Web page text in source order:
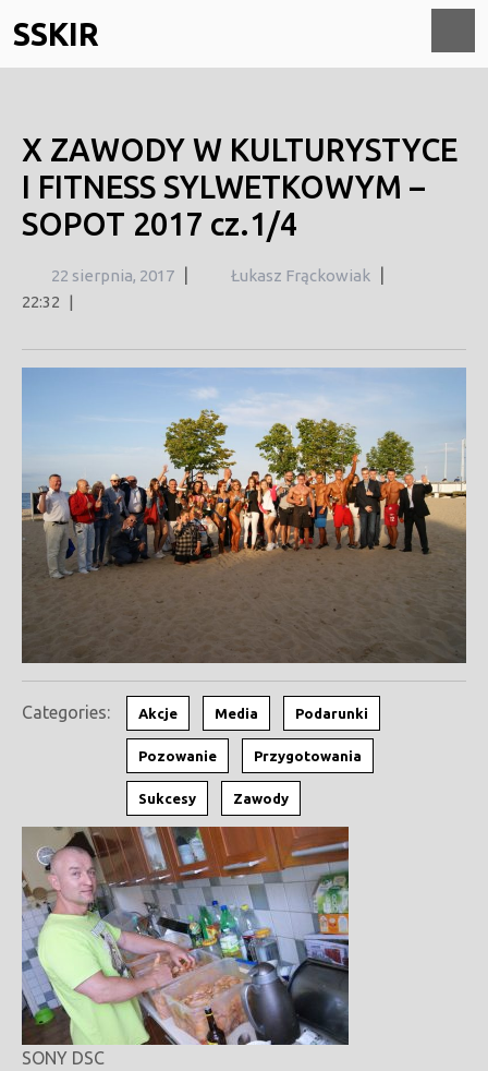
to
content
SSKIR
X ZAWODY W KULTURYSTYCE
I FITNESS SYLWETKOWYM –
SOPOT 2017 cz.1/4
22 sierpnia, 201722
Łukasz Frąckowiak
22:32 |
Categories: Akcje Media Podarunki
Pozowanie Przygotowania
Sukcesy Zawody
SONY DSC